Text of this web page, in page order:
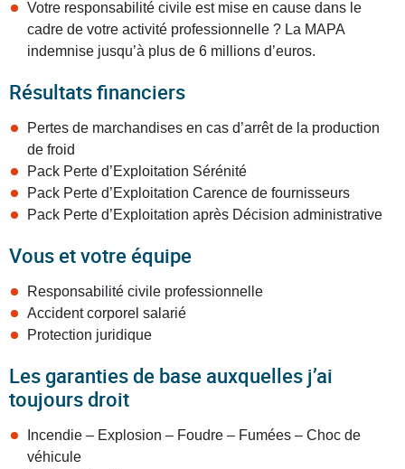
Votre responsabilité civile est mise en cause dans le
cadre de votre activité professionnelle ? La MAPA
indemnise jusqu’à plus de 6 millions d’euros.
Résultats financiers
Pertes de marchandises en cas d’arrêt de la production
de froid
Pack Perte d’Exploitation Sérénité
Pack Perte d’Exploitation Carence de fournisseurs
Pack Perte d’Exploitation après Décision administrative
Vous et votre équipe
Responsabilité civile professionnelle
Accident corporel salarié
Protection juridique
Les garanties de base auxquelles j’ai
toujours droit
Incendie – Explosion – Foudre – Fumées – Choc de
véhicule